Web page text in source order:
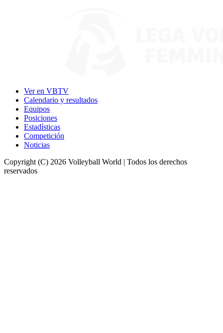
Ver en VBTV
Calendario y resultados
Equipos
Posiciones
Estadísticas
Competición
Noticias
Copyright (C) 2026 Volleyball World | Todos los derechos
reservados